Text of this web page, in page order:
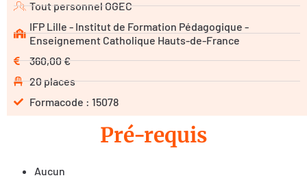
Tout personnel OGEC
IFP Lille - Institut de Formation Pédagogique -
Enseignement Catholique Hauts-de-France
360,00 €
20 places
Formacode : 15078
Pré-requis
Aucun